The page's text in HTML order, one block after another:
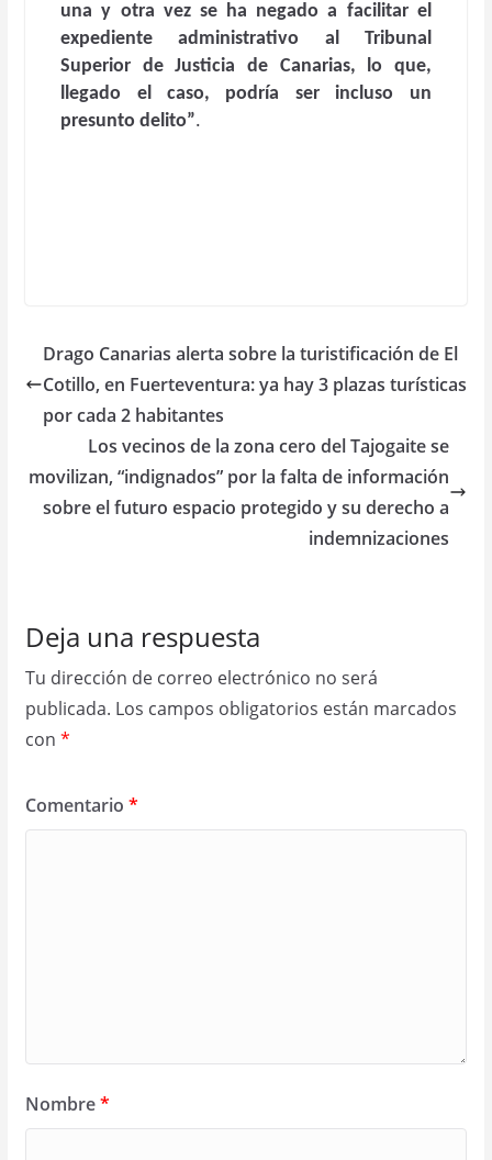
una y otra vez se ha negado a facilitar el
expediente administrativo al Tribunal
Superior de Justicia de Canarias, lo que,
llegado el caso, podría ser incluso un
presunto delito”.
Drago Canarias alerta sobre la turistificación de El
Cotillo, en Fuerteventura: ya hay 3 plazas turísticas
por cada 2 habitantes
Los vecinos de la zona cero del Tajogaite se
movilizan, “indignados” por la falta de información
sobre el futuro espacio protegido y su derecho a
indemnizaciones
Deja una respuesta
Tu dirección de correo electrónico no será
publicada. Los campos obligatorios están marcados
con *
Comentario *
Nombre*